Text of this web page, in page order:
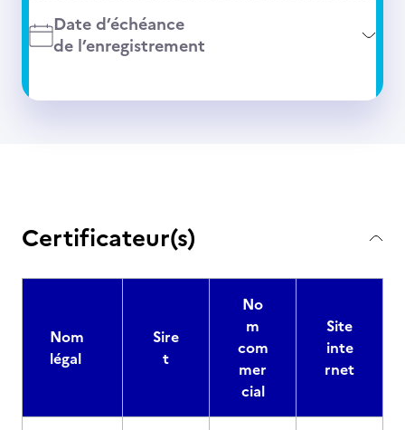
Date d’échéance
de l’enregistrement
Certificateur(s)
Nom
légal
Sire
t
No
m
com
mer
cial
Site
inte
rnet